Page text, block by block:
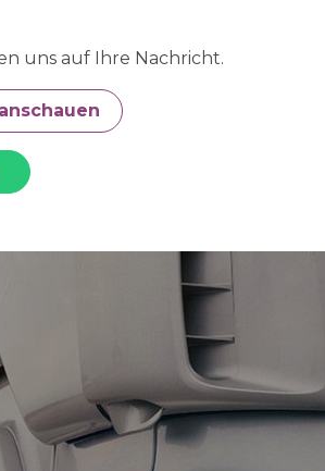
uns auf Ihre Nachricht.